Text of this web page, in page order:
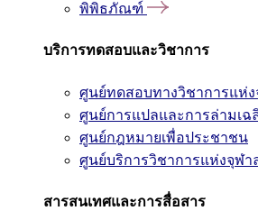
พิพิธภัณฑ์
บริการทดสอบและวิชาการ
ศูนย์ทดสอบทางวิชาการแห่ง
ศูนย์การแปลและการล่ามเฉ
ศูนย์กฎหมายเพื่อประชาชน
ศูนย์บริการวิชาการแห่งจุฬ
สารสนเทศและการสื่อสาร